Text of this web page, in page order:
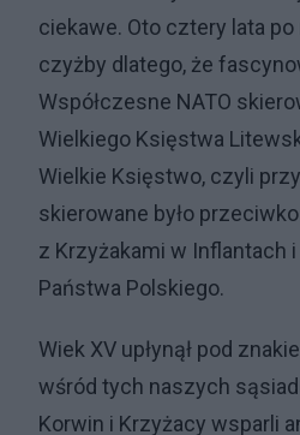
ciekawe. Oto cztery lata
czyżby dlatego, że
Współczesne NATO
Wielkiego Księstwa
Wielkie Księstwo, czyli
skierowane było
z Krzyżakami w Inflantach i
Państwa Polskiego.
Wiek XV upłynął pod
wśród tych naszych
Korwin i Krzyżacy wsparli